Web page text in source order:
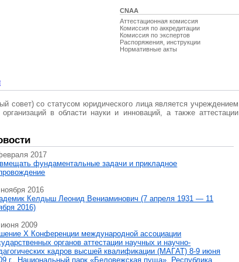
CNAA
Аттестационная комиссия
Комиссия по аккредитации
Комиссия по экспертов
Распоряжения, инструкции
Нормативные акты
совет) со статусом юридического лица является учреждением
в области науки и инноваций, а также аттестации
2017
фундаментальные задачи и прикладное
2016
Келдыш Леонид Вениаминович (7 апреля 1931 — 11
2016)
2009
X Конференции международной ассоциации
органов аттестации научных и научно-
кадров высшей квалификации (МАГAT) 8-9 июня
г., Национальный парк «Беловежская пуща», Республика